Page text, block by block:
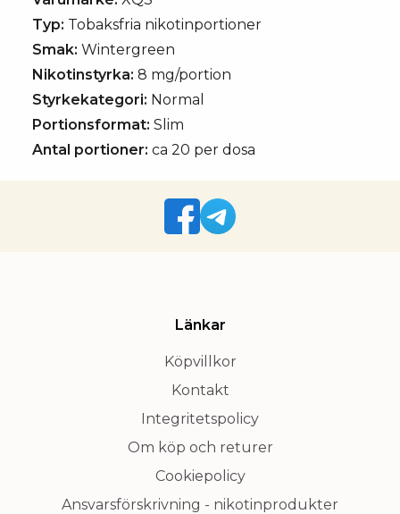
Typ: Tobaksfria nikotinportioner
Smak: Wintergreen
Nikotinstyrka: 8 mg/portion
Styrkekategori: Normal
Portionsformat: Slim
Antal portioner: ca 20 per dosa
Länkar
Köpvillkor
Kontakt
Integritetspolicy
Om köp och returer
Cookiepolicy
Ansvarsförskrivning - nikotinprodukter